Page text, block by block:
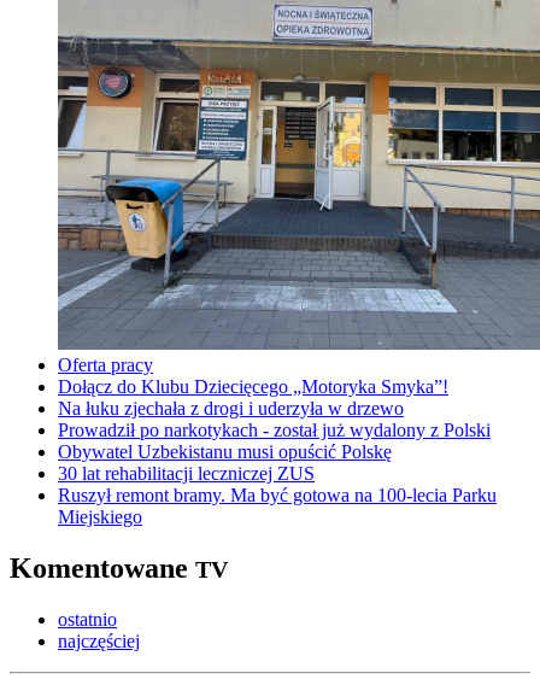
Oferta pracy
Dołącz do Klubu Dziecięcego „Motoryka Smyka”!
Na łuku zjechała z drogi i uderzyła w drzewo
Prowadził po narkotykach - został już wydalony z Polski
Obywatel Uzbekistanu musi opuścić Polskę
30 lat rehabilitacji leczniczej ZUS
Ruszył remont bramy. Ma być gotowa na 100-lecia Parku
Miejskiego
Komentowane TV
ostatnio
najczęściej